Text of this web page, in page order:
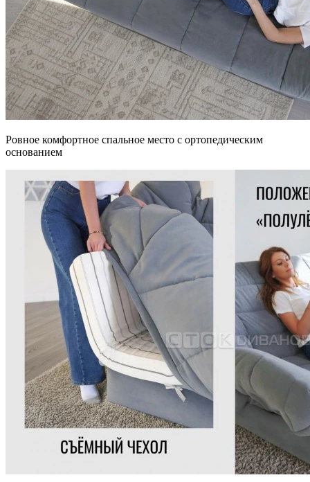
Ровное комфортное спальное место с ортопедическим
основанием